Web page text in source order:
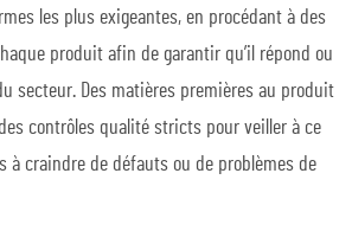
les plus exigeantes, en procédant à des
produit afin de garantir qu’il répond ou
secteur. Des matières premières au produit
contrôles qualité stricts pour veiller à ce
à craindre de défauts ou de problèmes de